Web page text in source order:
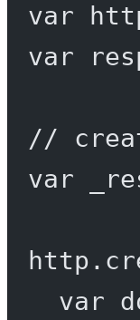
var
var
//
var
http.
var